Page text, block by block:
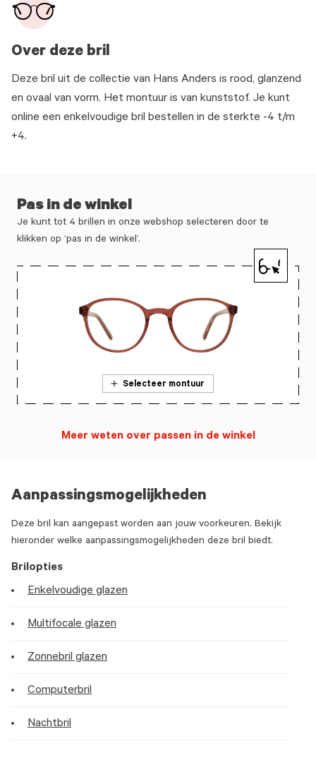
Over deze bril
Deze bril uit de collectie van Hans Anders is rood, glanzend
en ovaal van vorm. Het montuur is van kunststof. Je kunt
online een enkelvoudige bril bestellen in de sterkte -4 t/m
+4.
Aanpassingsmogelijkheden
Deze bril kan aangepast worden aan jouw voorkeuren. Bekijk
hieronder welke aanpassingsmogelijkheden deze bril biedt.
Brilopties
Enkelvoudige glazen
Multifocale glazen
Zonnebril glazen
Computerbril
Nachtbril
Pas in de winkel
Je kunt tot 4 brillen in onze webshop selecteren door te
klikken op ‘pas in de winkel’.
Selecteer montuur
Meer weten over passen in de winkel